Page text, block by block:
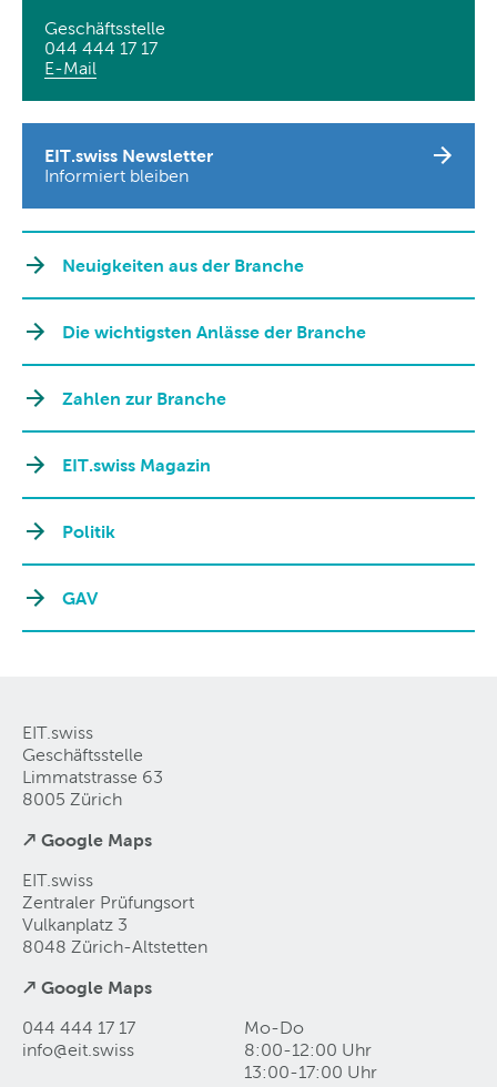
Geschäftsstelle
044 444 17 17
E-Mail
EIT.swiss Newsletter
Informiert bleiben
Neuigkeiten aus der Branche
Die wichtigsten Anlässe der Branche
Zahlen zur Branche
EIT.swiss Magazin
Politik
GAV
EIT.swiss
Geschäftsstelle
Limmatstrasse 63
8005 Zürich
↗ Google Maps
EIT.swiss
Zentraler Prüfungsort
Vulkanplatz 3
8048 Zürich-Altstetten
↗ Google Maps
044 444 17 17
info@eit swiss
Mo-Do
8:00-12:00 Uhr
13:00-17:00 Uhr